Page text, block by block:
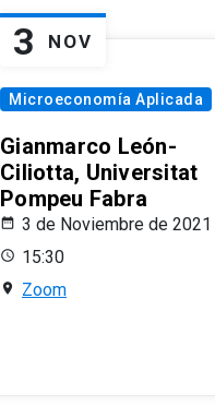
3 NOV
Microeconomía Aplicada
Gianmarco León-
Ciliotta, Universitat
Pompeu Fabra
3 de Noviembre de 2021
15:30
Zoom